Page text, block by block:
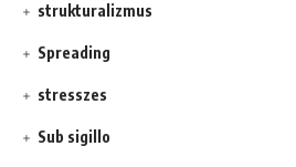
strukturalizmus
Spreading
stresszes
Sub sigillo